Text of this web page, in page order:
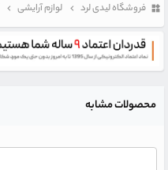
فروشگاه لیدی لرد لوازم آرایشی
محصولات مشابه